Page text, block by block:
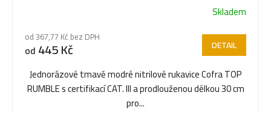
Skladem
od 367,77 Kč bez DPH
od 445 Kč DETAIL
Jednorázové tmavě modré nitrilové rukavice Cofra TOP
RUMBLE s certifikací CAT. III a prodlouženou délkou 30 cm
pro...